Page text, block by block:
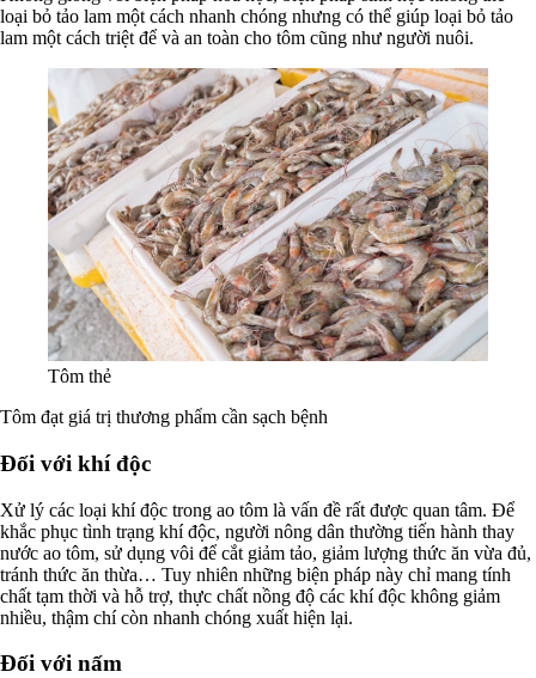
loại bỏ tảo lam một cách nhanh chóng nhưng có thể giúp loại bỏ tảo
lam một cách triệt để và an toàn cho tôm cũng như người nuôi.
Tôm thẻ
Tôm đạt giá trị thương phẩm cần sạch bệnh
Đối với khí độc
Xử lý các loại khí độc trong ao tôm là vấn đề rất được quan tâm. Để
khắc phục tình trạng khí độc, người nông dân thường tiến hành thay
nước ao tôm, sử dụng vôi để cắt giảm tảo, giảm lượng thức ăn vừa đủ,
tránh thức ăn thừa… Tuy nhiên những biện pháp này chỉ mang tính
chất tạm thời và hỗ trợ, thực chất nồng độ các khí độc không giảm
nhiều, thậm chí còn nhanh chóng xuất hiện lại.
Đối với nấm